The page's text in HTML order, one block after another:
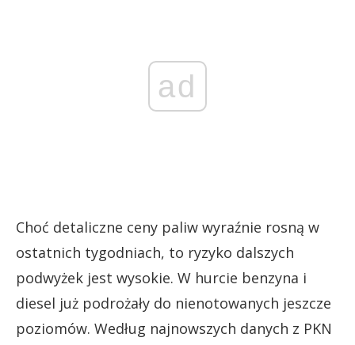
ad
Choć detaliczne ceny paliw wyraźnie rosną w
ostatnich tygodniach, to ryzyko dalszych
podwyżek jest wysokie. W hurcie benzyna i
diesel już podrożały do nienotowanych jeszcze
poziomów. Według najnowszych danych z PKN